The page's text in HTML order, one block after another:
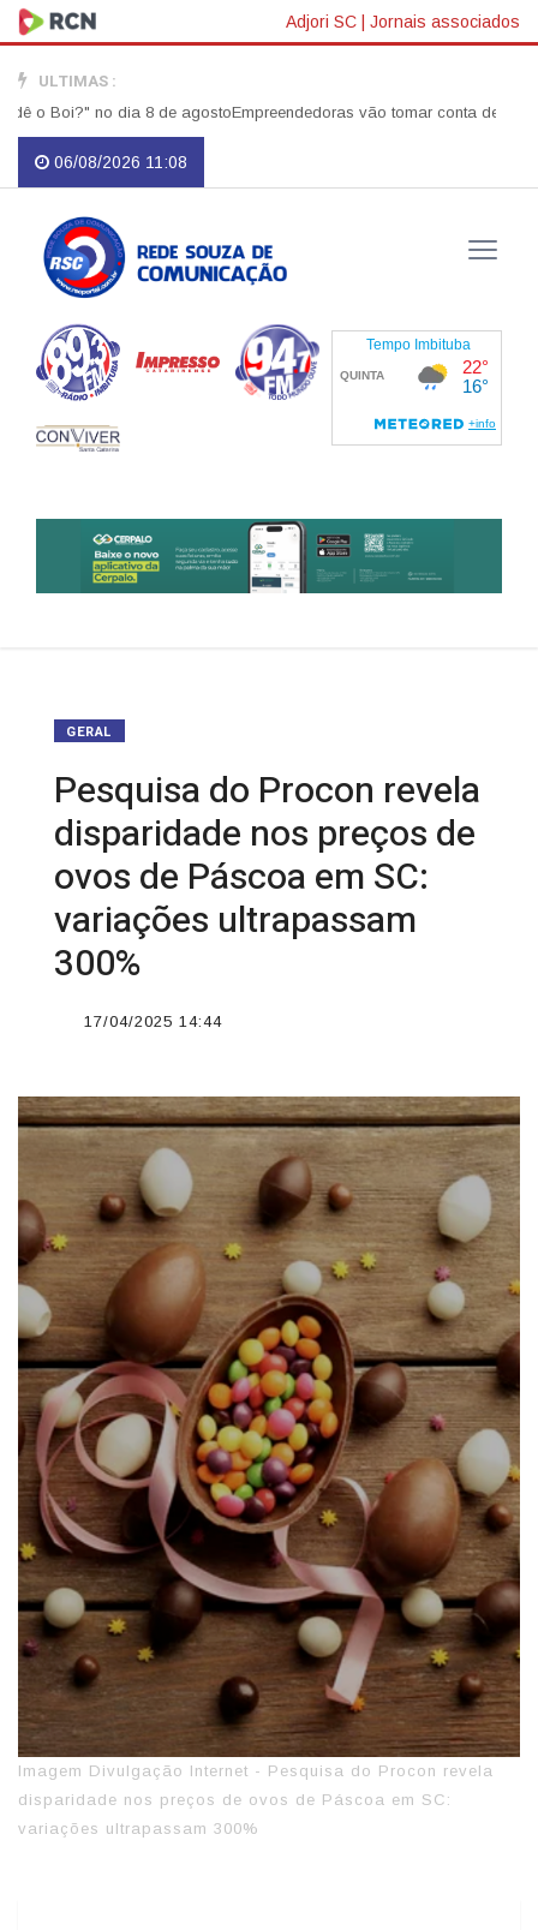
Adjori SC | Jornais associados
ULTIMAS :
Boi?" no dia 8 de agostoEmpreendedoras vão tomar conta de Imbituba
06/08/2026 11:08
GERAL
Pesquisa do Procon revela
disparidade nos preços de
ovos de Páscoa em SC:
variações ultrapassam
300%
17/04/2025 14:44
Imagem Divulgação Internet - Pesquisa do Procon revela
disparidade nos preços de ovos de Páscoa em SC:
variações ultrapassam 300%